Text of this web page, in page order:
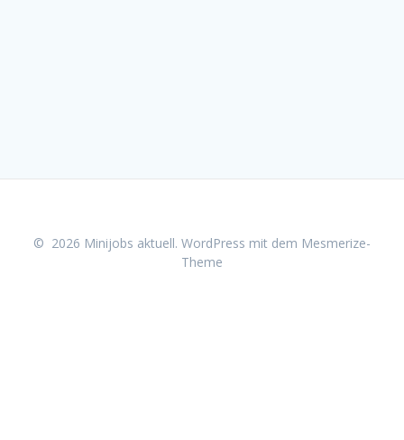
© 2026 Minijobs aktuell. WordPress mit dem Mesmerize-
Theme